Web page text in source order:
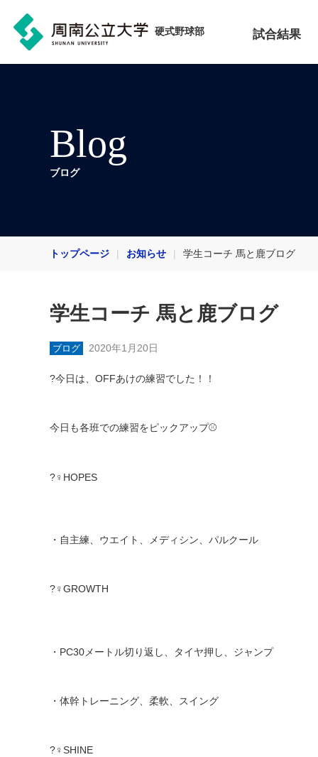
硬式野球部 試合結果
Blog
ブログ
トップページ お知らせ 学生コーチ 馬と鹿ブログ
学生コーチ 馬と鹿ブログ
ブログ 2020年1月20日
?今日は、 OFFあけの練習でした！！
今日も各班での練習をピックアップ⚾️
?‍♀️ HOPES
・自主練、ウエイト、メディシン、パルクール
?‍♀️GROWTH
・ PC30 メートル切り返し、タイヤ押し、ジャンプ
・体幹トレーニング、柔軟、スイング
?‍♀️SHINE